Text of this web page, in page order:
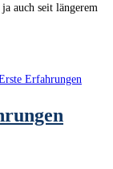
auch seit längerem